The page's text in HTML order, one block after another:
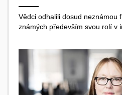
Vědci odhalili dosud neznámou
známých především svou rolí v